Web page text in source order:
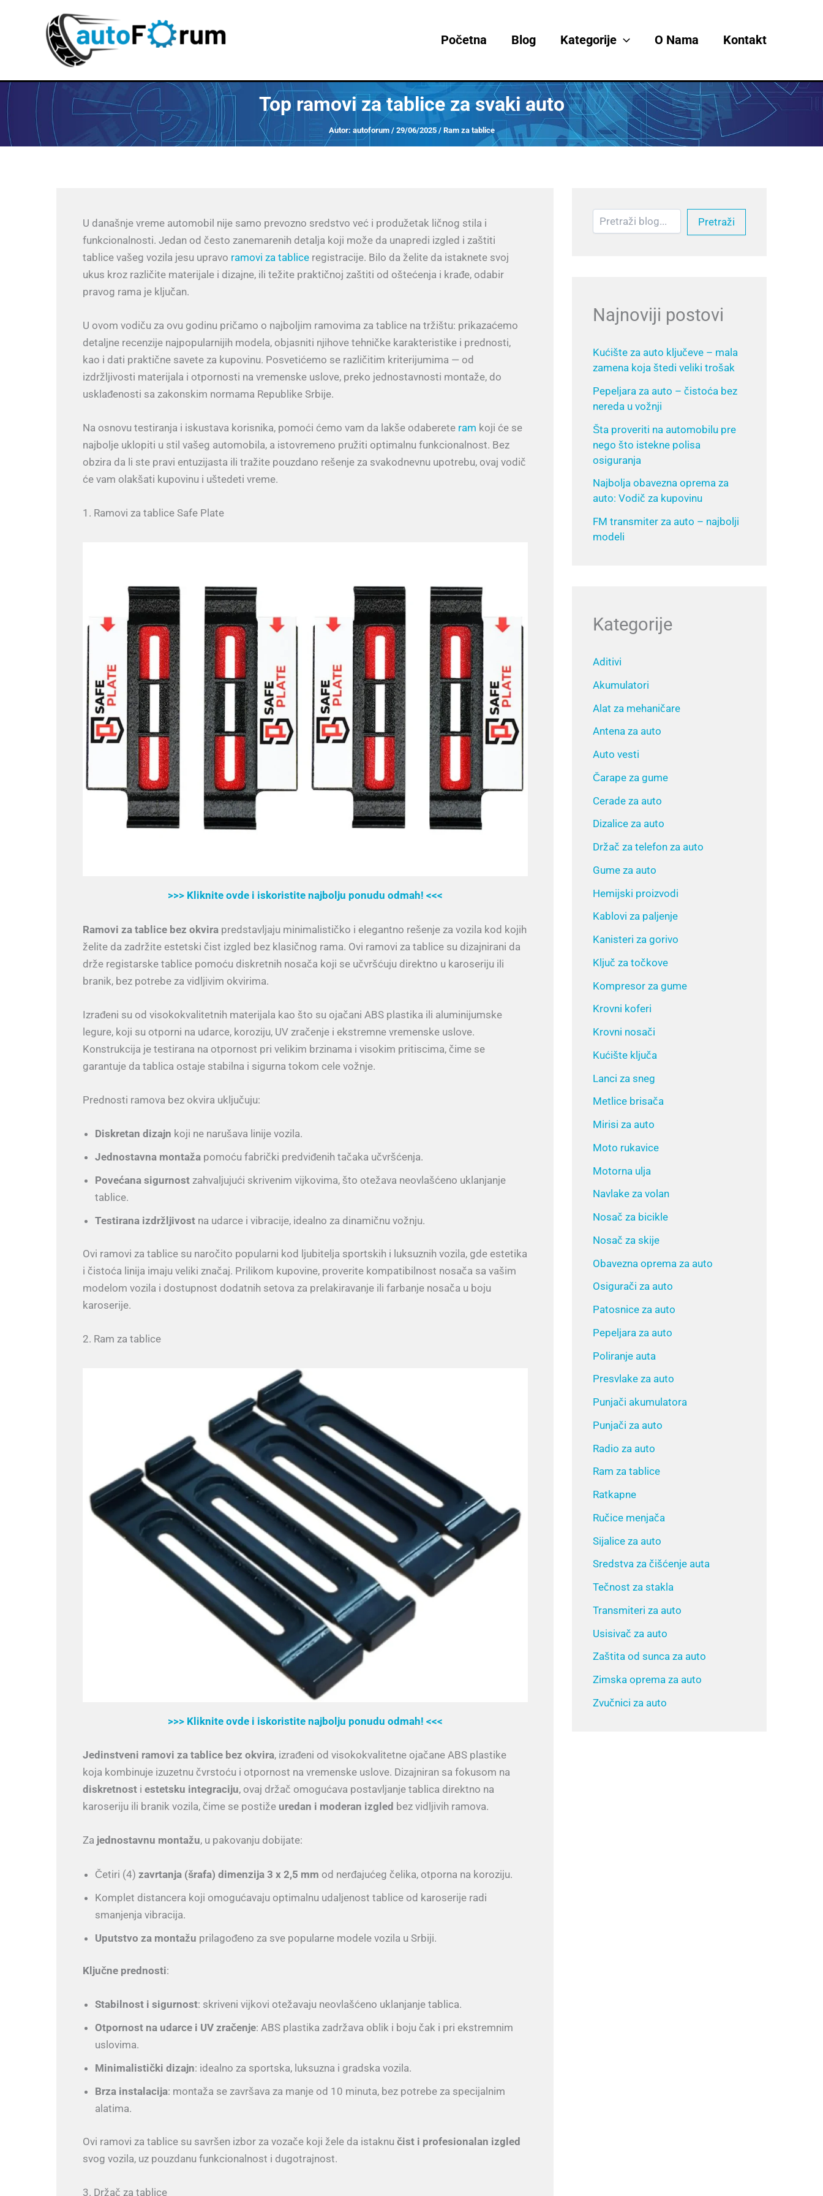
Početna Blog Kategorije O Nama Kontakt
Top ramovi za tablice za svaki auto
Autor: autoforum / 29/06/2025 / Ram za tablice
U današnje vreme automobil nije samo prevozno sredstvo već i produžetak ličnog stila i
funkcionalnosti. Jedan od često zanemarenih detalja koji može da unapredi izgled i zaštiti
tablice vašeg vozila jesu upravo ramovi za tabliceregistracije. Bilo da želite da istaknete svoj
ukus kroz različite materijale i dizajne, ili težite praktičnoj zaštiti od oštećenja i krađe, odabir
pravog rama je ključan.
U ovom vodiču za ovu godinu pričamo o najboljim ramovima za tablice na tržištu: prikazaćemo
detaljne recenzije najpopularnijih modela, objasniti njihove tehničke karakteristike i prednosti,
kao i dati praktične savete za kupovinu. Posvetićemo se različitim kriterijumima — od
izdržljivosti materijala i otpornosti na vremenske uslove, preko jednostavnosti montaže, do
usklađenosti sa zakonskim normama Republike Srbije.
Na osnovu testiranja i iskustava korisnika, pomoći ćemo vam da lakše odaberete ram koji će se
najbolje uklopiti u stil vašeg automobila, a istovremeno pružiti optimalnu funkcionalnost. Bez
obzira da li ste pravi entuzijasta ili tražite pouzdano rešenje za svakodnevnu upotrebu, ovaj vodič
će vam olakšati kupovinu i uštedeti vreme.
1. Ramovi za tablice Safe Plate
>>> Kliknite ovde i iskoristite najbolju ponudu odmah! <<<
Ramovi za tablice bez okvirapredstavljaju minimalističko i elegantno rešenje za vozila kod kojih
želite da zadržite estetski čist izgled bez klasičnog rama. Ovi ramovi za tablice su dizajnirani da
drže registarske tablice pomoću diskretnih nosača koji se učvršćuju direktno u karoseriju ili
branik, bez potrebe za vidljivim okvirima.
Izrađeni su od visokokvalitetnih materijala kao što su ojačani ABS plastika ili aluminijumske
legure, koji su otporni na udarce, koroziju, UV zračenje i ekstremne vremenske uslove.
Konstrukcija je testirana na otpornost pri velikim brzinama i visokim pritiscima, čime se
garantuje da tablica ostaje stabilna i sigurna tokom cele vožnje.
Prednosti ramova bez okvira uključuju:
Diskretan dizajn koji ne narušava linije vozila.
Jednostavna montažapomoću fabrički predviđenih tačaka učvršćenja.
Povećana sigurnostzahvaljujući skrivenim vijkovima, što otežava neovlašćeno uklanjanje
tablice.
Testirana izdržljivostna udarce i vibracije, idealno za dinamičnu vožnju.
Ovi ramovi za tablice su naročito popularni kod ljubitelja sportskih i luksuznih vozila, gde estetika
i čistoća linija imaju veliki značaj. Prilikom kupovine, proverite kompatibilnost nosača sa vašim
modelom vozila i dostupnost dodatnih setova za prelakiravanje ili farbanje nosača u boju
karoserije.
2. Ram za tablice
>>> Kliknite ovde i iskoristite najbolju ponudu odmah! <<<
Jedinstveni ramovi za tablice bez okvira, izrađeni od visokokvalitetne ojačane ABS plastike
koja kombinuje izuzetnu čvrstoću i otpornost na vremenske uslove. Dizajniran sa fokusom na
diskretnosti estetsku integraciju, ovaj držač omogućava postavljanje tablica direktno na
karoseriju ili branik vozila, čime se postiže uredan i moderan izgled bez vidljivih ramova.
Za jednostavnu montažu, u pakovanju dobijate:
Četiri (4) zavrtanja (šrafa) dimenzija 3 x 2,5 mm od nerđajućeg čelika, otporna na koroziju.
Komplet distancera koji omogućavaju optimalnu udaljenost tablice od karoserije radi
smanjenja vibracija.
Uputstvo za montažu prilagođeno za sve popularne modele vozila u Srbiji.
Ključne prednosti:
Stabilnost i sigurnost: skriveni vijkovi otežavaju neovlašćeno uklanjanje tablica.
Otpornost na udarce i UV zračenje: ABS plastika zadržava oblik i boju čak i pri ekstremnim
uslovima.
Minimalistički dizajn: idealno za sportska, luksuzna i gradska vozila.
Brza instalacija: montaža se završava za manje od 10 minuta, bez potrebe za specijalnim
alatima.
Ovi ramovi za tablice su savršen izbor za vozače koji žele da istaknu čist i profesionalan izgled
svog vozila, uz pouzdanu funkcionalnost i dugotrajnost.
3. Držač za tablice
Pretraži
Najnoviji postovi
Kućište za auto ključeve – mala
zamena koja štedi veliki trošak
Pepeljara za auto – čistoća bez
nereda u vožnji
Šta proveriti na automobilu pre
nego što istekne polisa
osiguranja
Najbolja obavezna oprema za
auto: Vodič za kupovinu
FM transmiter za auto – najbolji
modeli
Kategorije
Aditivi
Akumulatori
Alat za mehaničare
Antena za auto
Auto vesti
Čarape za gume
Cerade za auto
Dizalice za auto
Držač za telefon za auto
Gume za auto
Hemijski proizvodi
Kablovi za paljenje
Kanisteri za gorivo
Ključ za točkove
Kompresor za gume
Krovni koferi
Krovni nosači
Kućište ključa
Lanci za sneg
Metlice brisača
Mirisi za auto
Moto rukavice
Motorna ulja
Navlake za volan
Nosač za bicikle
Nosač za skije
Obavezna oprema za auto
Osigurači za auto
Patosnice za auto
Pepeljara za auto
Poliranje auta
Presvlake za auto
Punjači akumulatora
Punjači za auto
Radio za auto
Ram za tablice
Ratkapne
Ručice menjača
Sijalice za auto
Sredstva za čišćenje auta
Tečnost za stakla
Transmiteri za auto
Usisivač za auto
Zaštita od sunca za auto
Zimska oprema za auto
Zvučnici za auto